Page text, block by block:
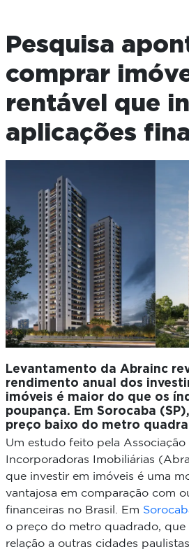
Pesquisa
comprar
rentável que
aplicações
Levantamento da Abrainc
rendimento anual dos
imóveis é maior do que os
poupança. Em Sorocaba
preço baixo do metro
Um estudo feito pela Associação
Incorporadoras Imobiliárias
que investir em imóveis é uma
vantajosa em comparação com
financeiras no Brasil. Em
o preço do metro quadrado, que
relação a outras cidades